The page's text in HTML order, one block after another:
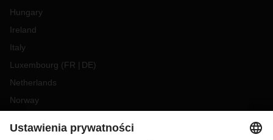
Hungary
Ireland
Italy
Luxembourg (FR DE)
Netherlands
Norway